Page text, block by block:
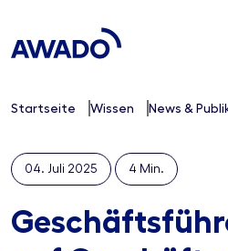
Startseite Wissen News &
04. Juli 2025 4 Min.